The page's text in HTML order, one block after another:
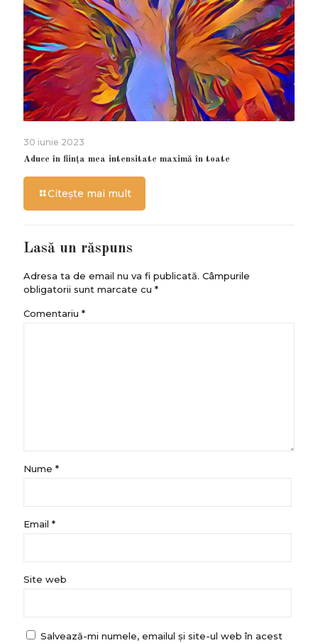
30 iunie 2023
Aduce în ființa mea intensitate maximă în toate
Citește mai mult
Lasă un răspuns
Adresa ta de email nu va fi publicată. Câmpurile
obligatorii sunt marcate cu *
Comentariu *
Nume *
Email *
Site web
Salvează-mi numele, emailul și site-ul web în acest